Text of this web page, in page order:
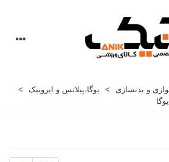
و بدنسازی > یوگا،پیلاتس و ایروبیک
>